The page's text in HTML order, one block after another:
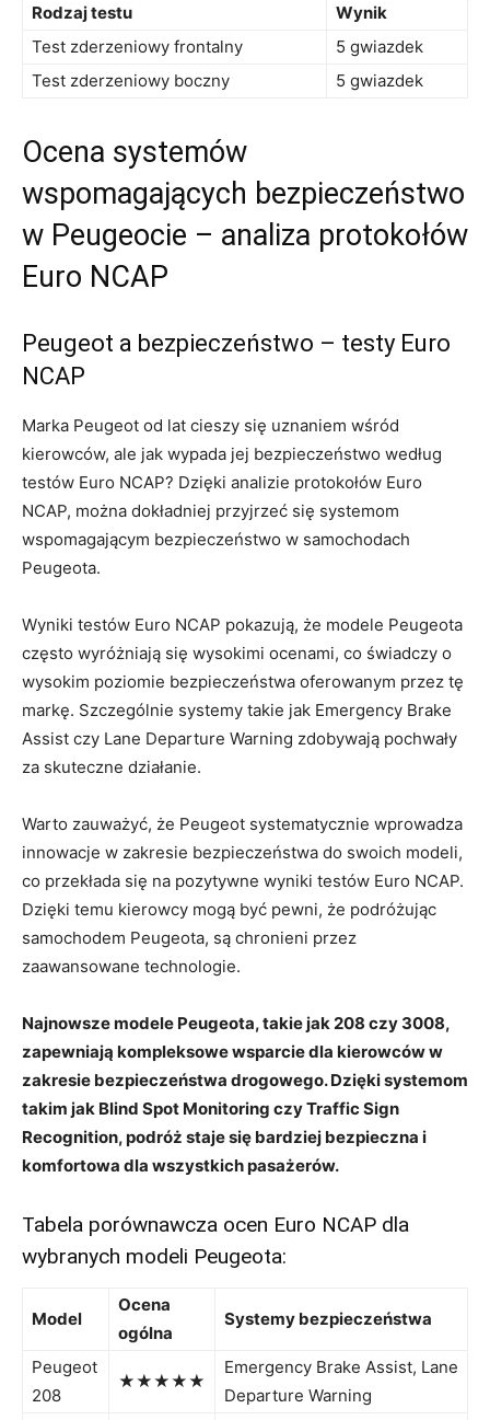
Rodzaj testu
Wynik
Test zderzeniowy‌ frontalny
5 ‌gwiazdek
Test zderzeniowy boczny
5 gwiazdek
Ocena systemów
wspomagających bezpieczeństwo
w⁤ Peugeocie – ​analiza protokołów
Euro⁣ NCAP
Peugeot ⁢a bezpieczeństwo – testy Euro
NCAP
Marka ⁤Peugeot od lat​ cieszy‌ się uznaniem wśród
kierowców, ale‌ jak‍ wypada jej bezpieczeństwo według
testów Euro ⁢NCAP? Dzięki analizie ‌protokołów‍ Euro
NCAP, można dokładniej przyjrzeć ​się systemom
wspomagającym bezpieczeństwo w​ samochodach
Peugeota.
Wyniki ‌testów Euro ‌NCAP pokazują, że modele‌ Peugeota​
często wyróżniają⁤ się wysokimi ocenami, co ​świadczy ‌o​
wysokim poziomie bezpieczeństwa oferowanym przez​ tę
markę. Szczególnie systemy takie jak Emergency ‌Brake
‌Assist czy ⁣Lane‌ Departure Warning zdobywają pochwały
za ‌skuteczne działanie.
Warto zauważyć, ⁣że⁤ Peugeot‍ systematycznie ‌wprowadza
innowacje w zakresie bezpieczeństwa do swoich modeli,
co przekłada się na pozytywne wyniki testów Euro NCAP.
Dzięki temu kierowcy mogą ‌być pewni, że ⁤podróżując
samochodem Peugeota, ⁤są chronieni⁣ przez
zaawansowane ‌technologie.
Najnowsze modele⁤ Peugeota, takie jak 208 ⁢czy 3008,
zapewniają kompleksowe⁣ wsparcie dla kierowców w​
zakresie bezpieczeństwa drogowego. ⁤Dzięki systemom
takim‌ jak ⁤Blind​ Spot Monitoring czy ⁢Traffic Sign
Recognition, ⁤podróż staje się bardziej bezpieczna ‍i
komfortowa ⁢dla wszystkich ​pasażerów.
Tabela porównawcza ocen Euro NCAP dla
wybranych⁢ modeli⁤ Peugeota:
Model
Ocena
ogólna
Systemy bezpieczeństwa
Peugeot
208
★★★★★
Emergency Brake​ Assist,⁤ Lane
⁢Departure Warning